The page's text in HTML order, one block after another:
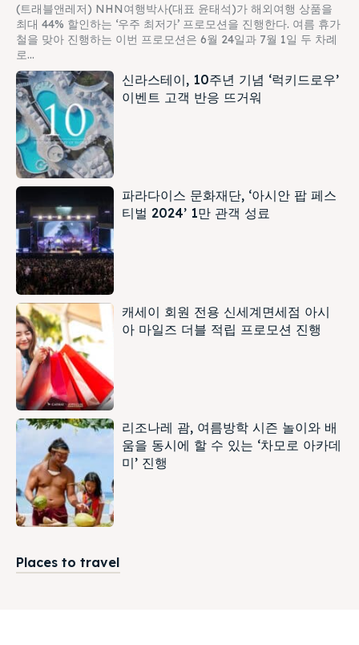
(트래블앤레저) NHN여행박사(대표 윤태석)가 해외여행 상품을
최대 44% 할인하는 ‘우주 최저가’ 프로모션을 진행한다. 여름 휴가
철을 맞아 진행하는 이번 프로모션은 6월 24일과 7월 1일 두 차례
로...
신라스테이, 10주년 기념 ‘럭키드로우’
이벤트 고객 반응 뜨거워
파라다이스 문화재단, ‘아시안 팝 페스
티벌 2024’ 1만 관객 성료
캐세이 회원 전용 신세계면세점 아시
아 마일즈 더블 적립 프로모션 진행
리조나레 괌, 여름방학 시즌 놀이와 배
움을 동시에 할 수 있는 ‘차모로 아카데
미’ 진행
Places to travel